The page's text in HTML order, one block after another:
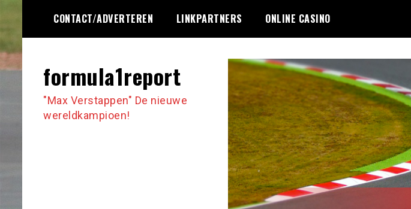
de
inhoud
CONTACT/ADVERTEREN LINKPARTNERS ONLINE CASINO
formula1report
"Max Verstappen" De nieuwe
wereldkampioen!